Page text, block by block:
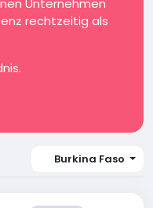
Unternehmen
rechtzeitig als
Burkina Faso